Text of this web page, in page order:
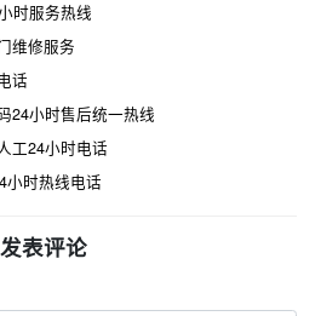
时服务热线
维修服务
话
24小时售后统一热线
工24小时电话
小时热线电话
发表评论